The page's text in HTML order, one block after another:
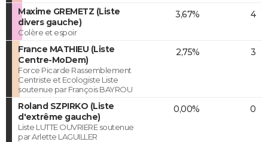
Maxime GREMETZ (Liste
divers gauche)
Colère et espoir
3,67% 4
France MATHIEU (Liste
Centre-MoDem)
Force Picarde Rassemblement
Centriste et Ecologiste Liste
soutenue par François BAYROU
2,75% 3
Roland SZPIRKO (Liste
d'extrême gauche)
Liste LUTTE OUVRIERE soutenue
par Arlette LAGUILLER
0,00% 0